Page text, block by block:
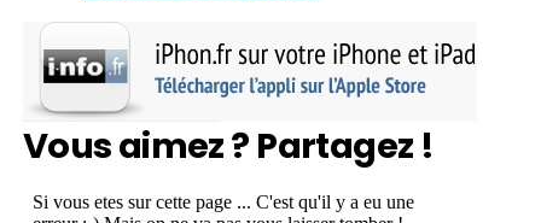
Vous aimez ? Partagez !